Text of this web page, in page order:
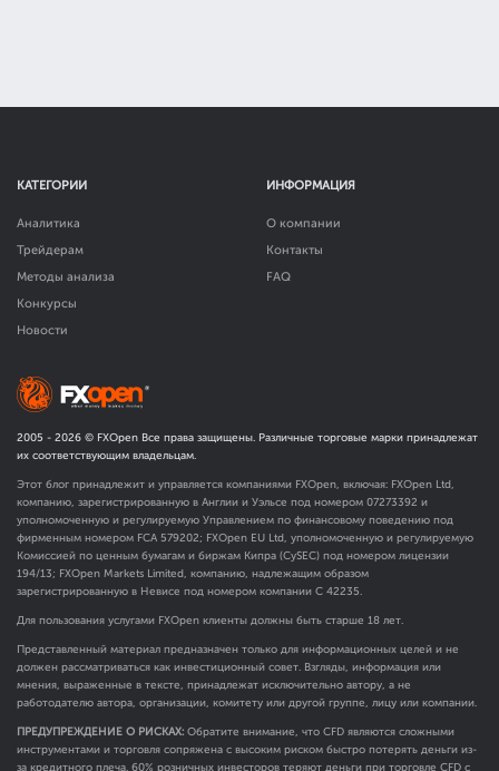
КАТЕГОРИИ
Аналитика
Трейдерам
Методы анализа
Конкурсы
Новости
ИНФОРМАЦИЯ
О компании
Контакты
FAQ
2005 - 2026 © FXOpen Все права защищены. Различные торговые марки принадлежат
их соответствующим владельцам.
Этот блог принадлежит и управляется компаниями FXOpen, включая: FXOpen Ltd,
компанию, зарегистрированную в Англии и Уэльсе под номером 07273392 и
уполномоченную и регулируемую Управлением по финансовому поведению под
фирменным номером FCA 579202; FXOpen EU Ltd, уполномоченную и регулируемую
Комиссией по ценным бумагам и биржам Кипра (CySEC) под номером лицензии
194/13; FXOpen Markets Limited, компанию, надлежащим образом
зарегистрированную в Невисе под номером компании C 42235.
Для пользования услугами FXOpen клиенты должны быть старше 18 лет.
Представленный материал предназначен только для информационных целей и не
должен рассматриваться как инвестиционный совет. Взгляды, информация или
мнения, выраженные в тексте, принадлежат исключительно автору, а не
работодателю автора, организации, комитету или другой группе, лицу или компании.
ПРЕДУПРЕЖДЕНИЕ О РИСКАХ: Обратите внимание, что CFD являются сложными
инструментами и торговля сопряжена с высоким риском быстро потерять деньги из-
за кредитного плеча. 60% розничных инвесторов теряют деньги при торговле CFD с